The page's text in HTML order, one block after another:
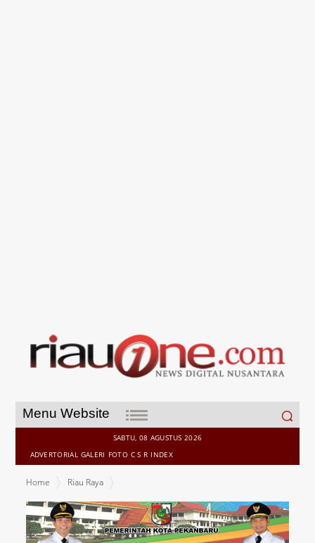
Menu Website
Search
for:
SABTU, 08 AGUSTUS 2026
ADVERTORIAL GALERI FOTO C S R INDEX
Home
Riau Raya
KPK, Endang diminta Jelaskan Uang itu sampai atau tidak